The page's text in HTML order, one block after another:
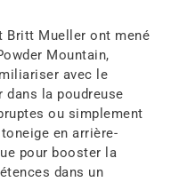
Britt Mueller ont mené
Mountain,
avec le
dans la poudreuse
ou simplement
en arrière-
pour booster la
dans un